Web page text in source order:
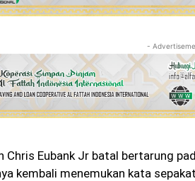
-
Chris Eubank Jr batal bertarung
kembali menemukan kata